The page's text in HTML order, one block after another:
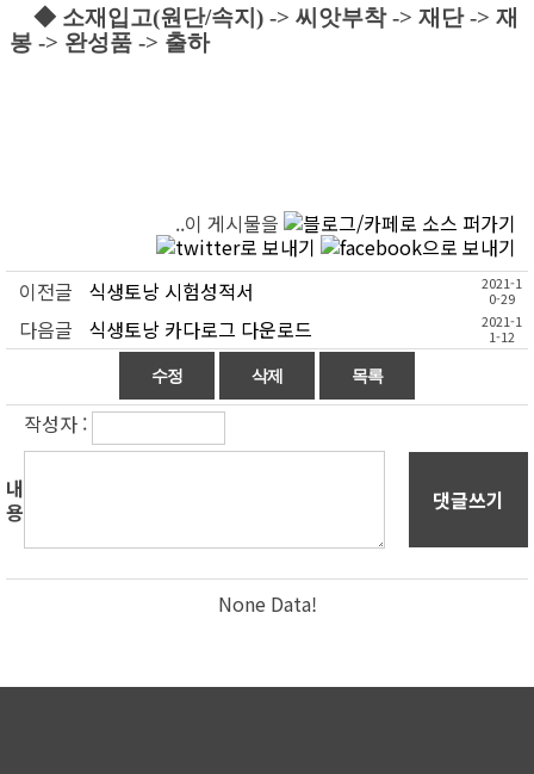
◆ 소재입고(원단/속지) -> 씨앗부착 -> 재단 -> 재
봉 -> 완성품 -> 출하
..이 게시물을
이전글 식생토낭 시험성적서
2021-1
0-29
다음글 식생토낭 카다로그 다운로드
2021-1
1-12
작성자 :
내
용
댓글쓰기
None Data!